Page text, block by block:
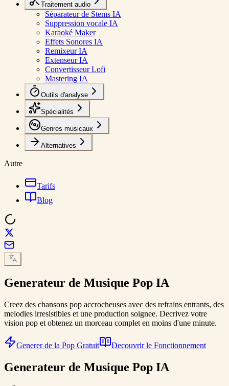
Traitement audio
Séparateur de Stems IA
Suppression vocale IA
Karaoké Maker
Effets Sonores IA
Remixeur IA
Extenseur IA
Convertisseur Lofi
Mastering IA
Outils d'analyse
Spécialités
Genres musicaux
Alternatives
Autre
Tarifs
Blog
Generateur de Musique Pop IA
Creez des chansons pop accrocheuses avec des refrains entrants, des
melodies irresistibles et une production soignee. Decrivez votre
vision pop et obtenez un morceau complet en moins d'une minute.
Generer de la Pop Gratuit Decouvrir le Fonctionnement
Generateur de Musique Pop IA